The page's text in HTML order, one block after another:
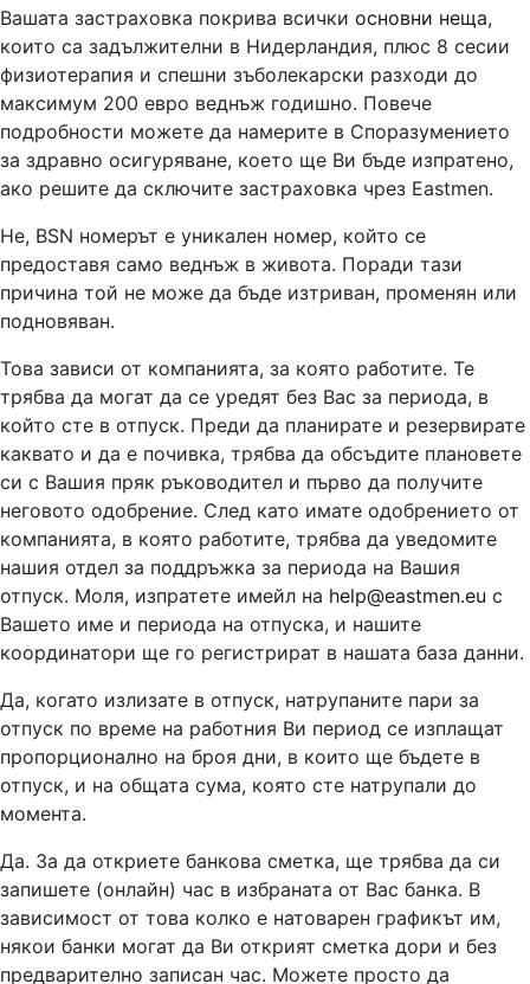
Вашата застраховка покрива всички основни неща,
които са задължителни в Нидерландия, плюс 8 сесии
физиотерапия и спешни зъболекарски разходи до
максимум 200 евро веднъж годишно. Повече
подробности можете да намерите в Споразумението
за здравно осигуряване, което ще Ви бъде изпратено,
ако решите да сключите застраховка чрез Eastmen.
Не, BSN номерът е уникален номер, който се
предоставя само веднъж в живота. Поради тази
причина той не може да бъде изтриван, променян или
подновяван.
Това зависи от компанията, за която работите. Те
трябва да могат да се уредят без Вас за периода, в
който сте в отпуск. Преди да планирате и резервирате
каквато и да е почивка, трябва да обсъдите плановете
си с Вашия пряк ръководител и първо да получите
неговото одобрение. След като имате одобрението от
компанията, в която работите, трябва да уведомите
нашия отдел за поддръжка за периода на Вашия
отпуск. Моля, изпратете имейл на help@eastmen.eu с
Вашето име и периода на отпуска, и нашите
координатори ще го регистрират в нашата база данни.
Да, когато излизате в отпуск, натрупаните пари за
отпуск по време на работния Ви период се изплащат
пропорционално на броя дни, в които ще бъдете в
отпуск, и на общата сума, която сте натрупали до
момента.
Да. За да откриете банкова сметка, ще трябва да си
запишете (онлайн) час в избраната от Вас банка. В
зависимост от това колко е натоварен графикът им,
някои банки могат да Ви открият сметка дори и без
предварително записан час. Можете просто да